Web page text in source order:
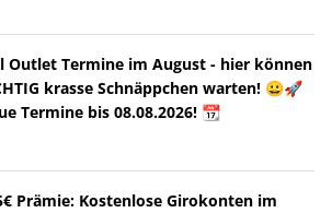
Outlet Termine im August - hier können
krasse Schnäppchen warten! 😀🚀
Termine bis 08.08.2026! 📆
Prämie: Kostenlose Girokonten im